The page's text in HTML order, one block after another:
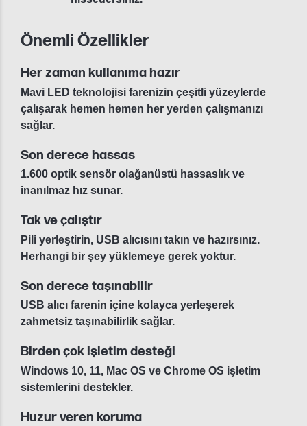
Önemli Özellikler
Her zaman kullanıma hazır
Mavi LED teknolojisi farenizin çeşitli yüzeylerde
çalışarak hemen hemen her yerden çalışmanızı
sağlar.
Son derece hassas
1.600 optik sensör olağanüstü hassaslık ve
inanılmaz hız sunar.
Tak ve çalıştır
Pili yerleştirin, USB alıcısını takın ve hazırsınız.
Herhangi bir şey yüklemeye gerek yoktur.
Son derece taşınabilir
USB alıcı farenin içine kolayca yerleşerek
zahmetsiz taşınabilirlik sağlar.
Birden çok işletim desteği
Windows 10, 11, Mac OS ve Chrome OS işletim
sistemlerini destekler.
Huzur veren koruma